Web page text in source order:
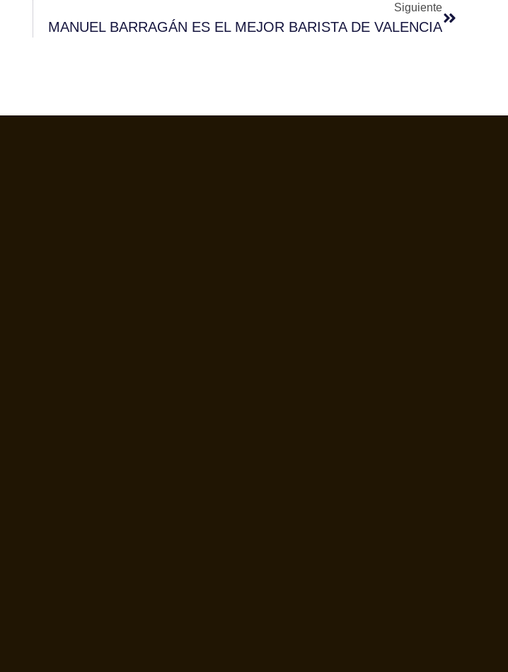
Siguiente
MANUEL BARRAGÁN ES EL MEJOR BARISTA DE VALENCIA